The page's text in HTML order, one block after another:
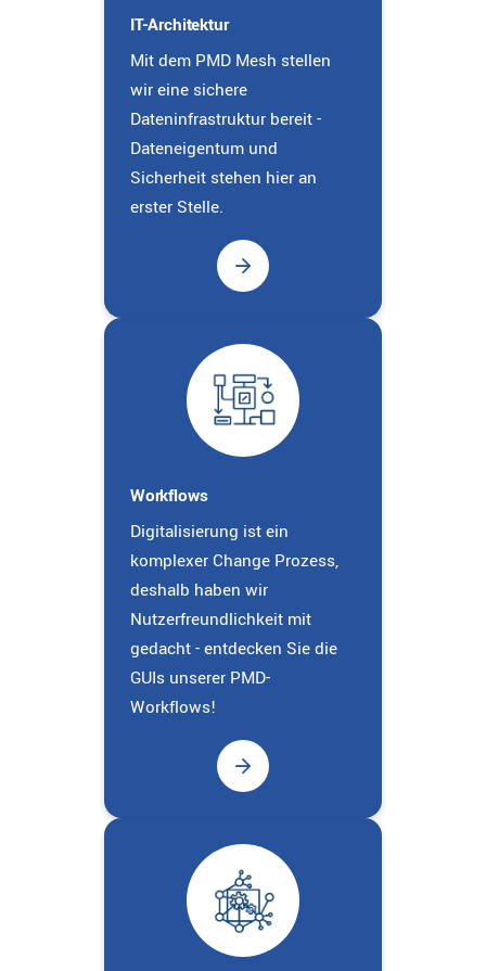
IT-Architektur
Mit dem PMD Mesh stellen
wir eine sichere
Dateninfrastruktur bereit -
Dateneigentum und
Sicherheit stehen hier an
erster Stelle.
Workflows
Digitalisierung ist ein
komplexer Change Prozess,
deshalb haben wir
Nutzerfreundlichkeit mit
gedacht - entdecken Sie die
GUIs unserer PMD-
Workflows!